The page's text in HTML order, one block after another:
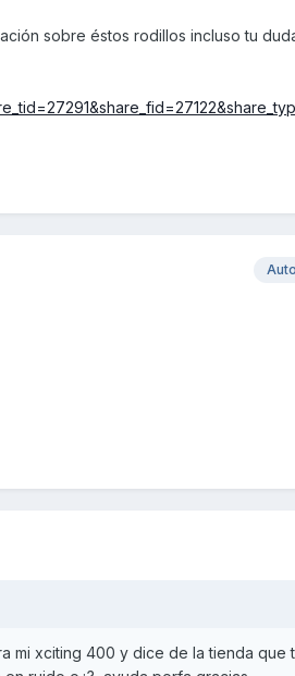
sobre éstos rodillos incluso tu
mi xciting 400 y dice de la tienda que